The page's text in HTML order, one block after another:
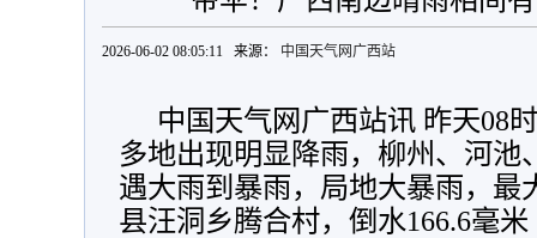
2026-06-02 08:05:11 来源： 中国天气网广西站
中国天气网广西站讯 昨天08
多地出现明显降雨，柳州、河池
遇大雨到暴雨，局地大暴雨，最
县汪洞乡腾合村，倒水166.6毫